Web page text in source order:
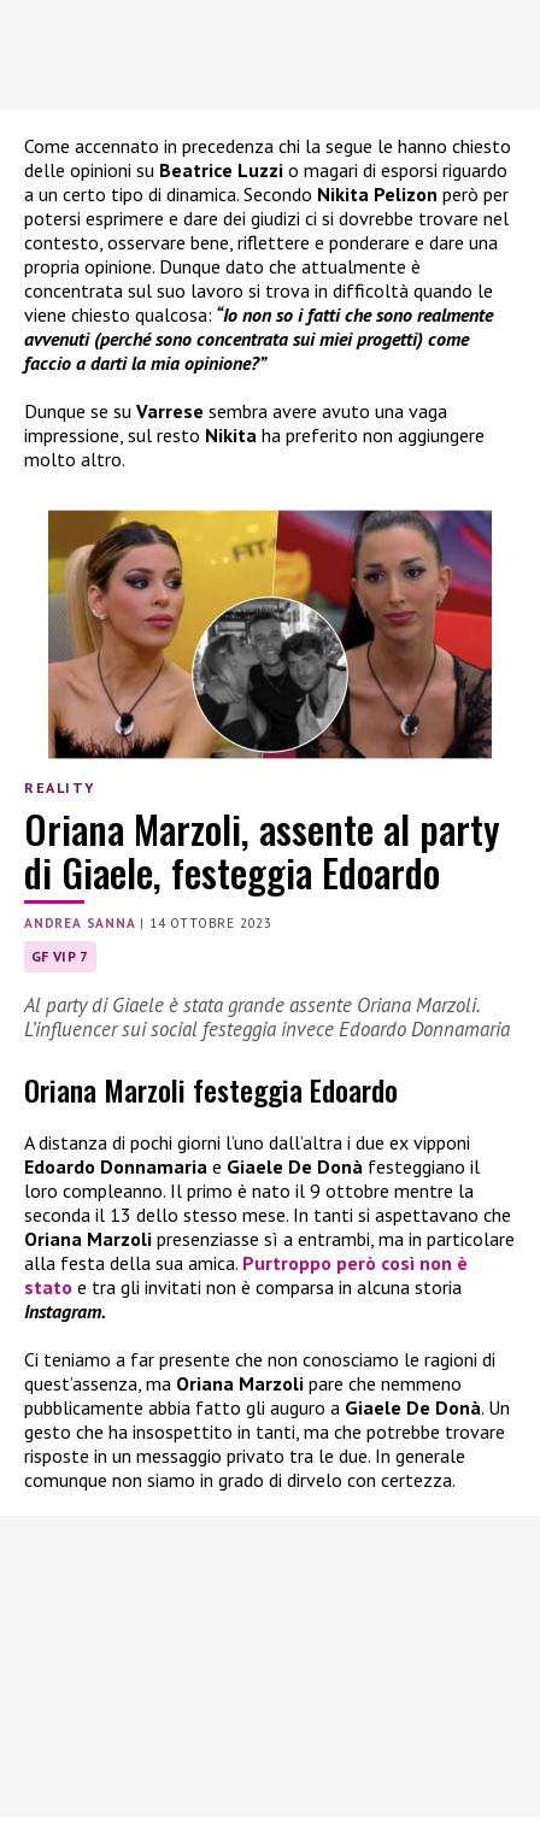
Come accennato in precedenza chi la segue le hanno chiesto
delle opinioni su Beatrice Luzzi o magari di esporsi riguardo
a un certo tipo di dinamica. Secondo Nikita Pelizon però per
potersi esprimere e dare dei giudizi ci si dovrebbe trovare nel
contesto, osservare bene, riflettere e ponderare e dare una
propria opinione. Dunque dato che attualmente è
concentrata sul suo lavoro si trova in difficoltà quando le
viene chiesto qualcosa: “Io non so i fatti che sono realmente
avvenuti (perché sono concentrata sui miei progetti) come
faccio a darti la mia opinione?”
Dunque se su Varrese sembra avere avuto una vaga
impressione, sul resto Nikita ha preferito non aggiungere
molto altro.
REALITY
Oriana Marzoli, assente al party
di Giaele, festeggia Edoardo
ANDREA SANNA | 14 OTTOBRE 2023
GF VIP 7
Al party di Giaele è stata grande assente Oriana Marzoli.
L’influencer sui social festeggia invece Edoardo Donnamaria
Oriana Marzoli festeggia Edoardo
A distanza di pochi giorni l’uno dall’altra i due ex vipponi
Edoardo Donnamaria e Giaele De Donà festeggiano il
loro compleanno. Il primo è nato il 9 ottobre mentre la
seconda il 13 dello stesso mese. In tanti si aspettavano che
Oriana Marzoli presenziasse sì a entrambi, ma in particolare
alla festa della sua amica. Purtroppo però così non è
stato e tra gli invitati non è comparsa in alcuna storia
Instagram.
Ci teniamo a far presente che non conosciamo le ragioni di
quest’assenza, ma Oriana Marzoli pare che nemmeno
pubblicamente abbia fatto gli auguro a Giaele De Donà. Un
gesto che ha insospettito in tanti, ma che potrebbe trovare
risposte in un messaggio privato tra le due. In generale
comunque non siamo in grado di dirvelo con certezza.